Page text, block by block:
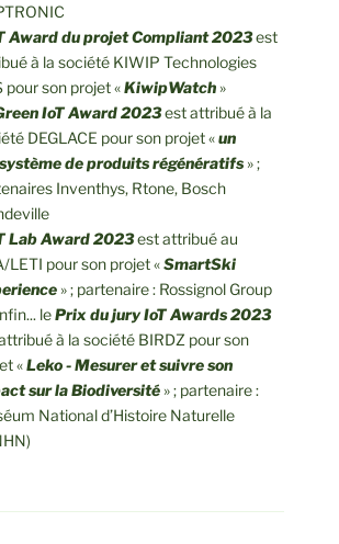
Award du projet Compliant 2023est
à la société KIWIP Technologies
pour son projet «KiwipWatch »
IoT Award 2023est attribué à la
DEGLACE pour son projet «un
de produits régénératifs » ;
Inventhys, Rtone, Bosch
Lab Award 2023est attribué au
LETI pour son projet «SmartSki
» ; partenaire : Rossignol Group
lePrix du jury IoT Awards 2023
à la société BIRDZ pour son
«Leko - Mesurer et suivre son
sur la Biodiversité » ; partenaire :
National d’Histoire Naturelle